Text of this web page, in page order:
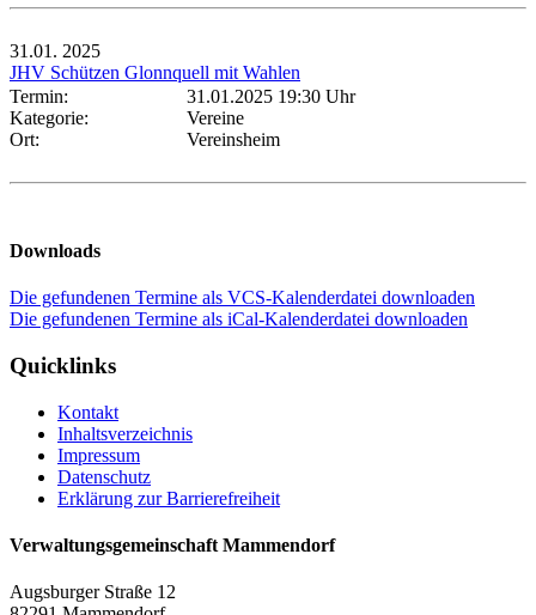
31.01. 2025
JHV Schützen Glonnquell mit Wahlen
Termin:
31.01.2025 19:30 Uhr
Kategorie:
Vereine
Ort:
Vereinsheim
Downloads
Die gefundenen Termine als VCS-Kalenderdatei downloaden
Die gefundenen Termine als iCal-Kalenderdatei downloaden
Quicklinks
Kontakt
Inhaltsverzeichnis
Impressum
Datenschutz
Erklärung zur Barrierefreiheit
Verwaltungsgemeinschaft Mammendorf
Augsburger Straße 12